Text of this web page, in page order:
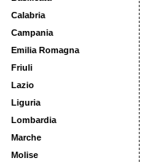
Calabria
Campania
Emilia Romagna
Friuli
Lazio
Liguria
Lombardia
Marche
Molise